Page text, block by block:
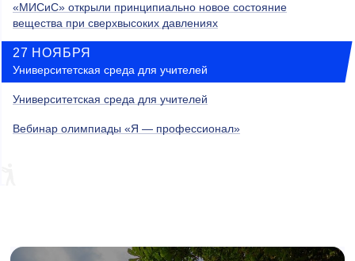
«МИСиС» открыли принципиально новое состояние
вещества при сверхвысоких давлениях
27 НОЯБРЯ
Университетская среда для учителей
Университетская среда для учителей
Вебинар олимпиады «Я — профессионал»